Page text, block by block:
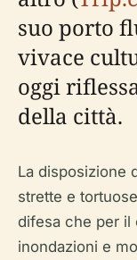
suo porto
vivace
oggi
della città.
La disposizione
strette e
difesa che per il
inondazioni e